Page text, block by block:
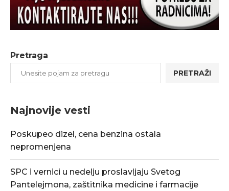
Pretraga
PRETRAŽI
Najnovije vesti
Poskupeo dizel, cena benzina ostala
nepromenjena
SPC i vernici u nedelju proslavljaju Svetog
Pantelejmona, zaštitnika medicine i farmacije